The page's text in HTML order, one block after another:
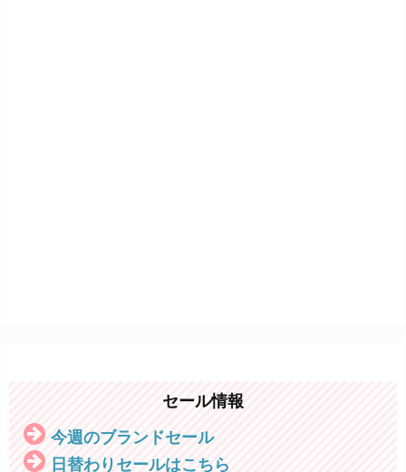
セール情報
今週のブランドセール
日替わりセールはこちら